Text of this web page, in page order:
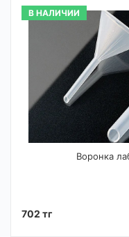
В НАЛИЧИИ
Воронка
702 тг